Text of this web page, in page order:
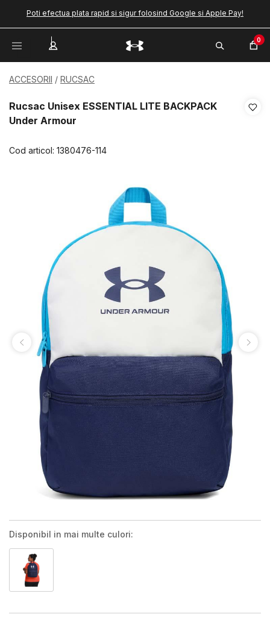
Poti efectua plata rapid si sigur folosind Google si Apple Pay!
0
ACCESORII RUCSAC
Rucsac Unisex ESSENTIAL LITE BACKPACK
Under Armour
Cod articol: 1380476-114
Disponibil in mai multe culori: